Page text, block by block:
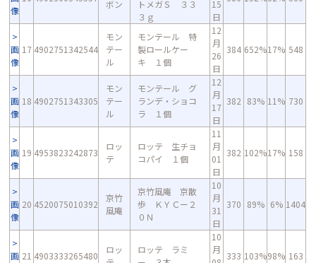
像
ボン
トメガＳ ３３
３ｇ
15
日
画
像
17 4902751342544
モン
テー
ル
モンテール 特
製ロールケー
キ １個
12
月
26
日
384 652%17% 548
画
像
18 4902751343305
モン
テー
ル
モンテール グ
ランデ・ショコ
ラ １個
12
月
17
日
382 83% 11% 730
画
像
19 4953823242873
ロッ
テ
ロッテ 生チョ
コパイ １個
11
月
01
日
382 102%17% 158
画
像
20 4520075010392
京竹
風庵
京竹風庵 京散
歩 ＫＹＣー２
０Ｎ
10
月
31
日
370 89% 6% 1404
画 21 4903333265480
ロッ
ロッテ ラミ
10
月
333 103%98% 163